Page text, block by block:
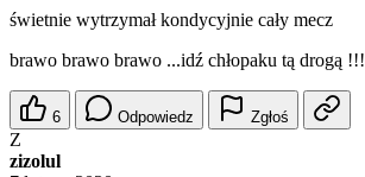
świetnie wytrzymał kondycyjnie cały mecz
brawo brawo brawo ...idź chłopaku tą drogą !!!
6 Odpowiedz Zgłoś
Z
zizolul